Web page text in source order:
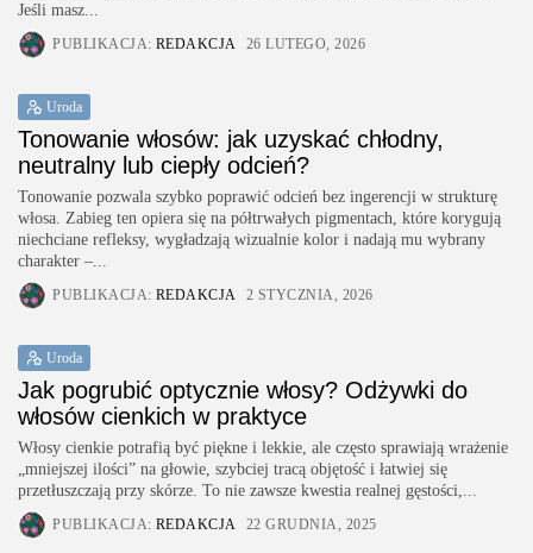
Jeśli masz...
PUBLIKACJA: REDAKCJA 26 LUTEGO, 2026
Uroda
Tonowanie włosów: jak uzyskać chłodny,
neutralny lub ciepły odcień?
Tonowanie pozwala szybko poprawić odcień bez ingerencji w strukturę
włosa. Zabieg ten opiera się na półtrwałych pigmentach, które korygują
niechciane refleksy, wygładzają wizualnie kolor i nadają mu wybrany
charakter –...
PUBLIKACJA: REDAKCJA 2 STYCZNIA, 2026
Uroda
Jak pogrubić optycznie włosy? Odżywki do
włosów cienkich w praktyce
Włosy cienkie potrafią być piękne i lekkie, ale często sprawiają wrażenie
„mniejszej ilości” na głowie, szybciej tracą objętość i łatwiej się
przetłuszczają przy skórze. To nie zawsze kwestia realnej gęstości,...
PUBLIKACJA: REDAKCJA 22 GRUDNIA, 2025